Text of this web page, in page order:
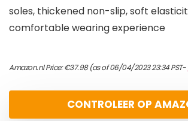
soles, thickened non-slip, soft
comfortable wearing experience
Amazon.nl Price:€37.98(as of 06/04/2023 23:34 PST-
CONTROLEER OP